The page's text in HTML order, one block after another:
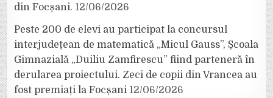
din Focșani. 12/06/2026
Peste 200 de elevi au participat la concursul
interjudețean de matematică „Micul Gauss”, Școala
Gimnazială „Duiliu Zamfirescu” fiind parteneră în
derularea proiectului. Zeci de copii din Vrancea au
fost premiați la Focșani 12/06/2026